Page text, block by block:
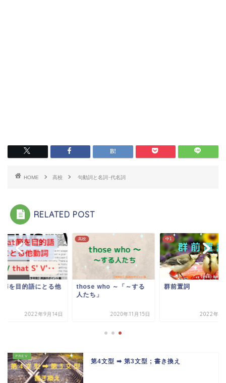
HOME 高校 句動詞と名詞･代名詞
RELATED POST
を目的語にとる他
2022年9月14日
高校
those who ～「～する
人たち」
2020年11月15日
中1
群前置詞
2022年1
第4文型 ➡ 第3文型 ; 書き換え